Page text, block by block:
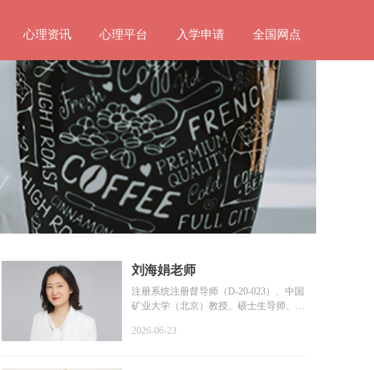
心理资讯 心理平台 入学申请 全国网点
刘海娟老师
注册系统注册督导师（D-20-023）、中国
矿业大学（北京）教授、硕士生导师、教
2026-06-23